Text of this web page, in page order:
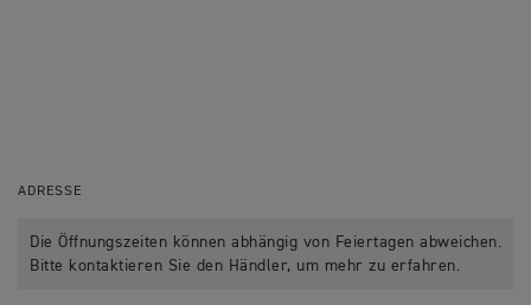
ADRESSE
Die Öffnungszeiten können abhängig von Feiertagen abweichen.
Bitte kontaktieren Sie den Händler, um mehr zu erfahren.